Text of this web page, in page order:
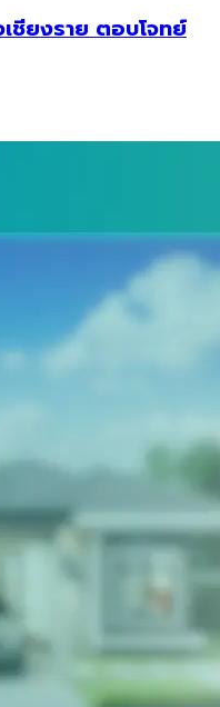
ชียงราย ตอบโจทย์